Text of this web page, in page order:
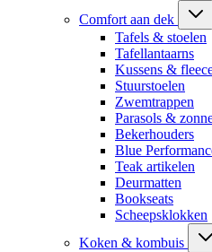
Comfort aan dek
Tafels & stoelen
Tafellantaarns
Kussens &
Stuurstoelen
Zwemtrappen
Parasols &
Bekerhouders
Blue
Teak artikelen
Deurmatten
Bookseats
Scheepsklokken
Koken & kombuis